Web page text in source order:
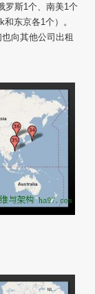
罗斯1个、南美1个
东京各1个）。
向其他公司出租